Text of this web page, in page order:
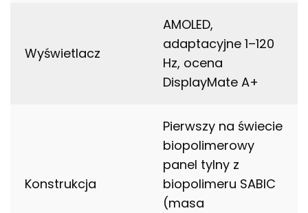
Wyświetlacz
AMOLED,
adaptacyjne 1–120
Hz, ocena
DisplayMate A+
Konstrukcja
Pierwszy na świecie
biopolimerowy
panel tylny z
biopolimeru SABIC
(masa